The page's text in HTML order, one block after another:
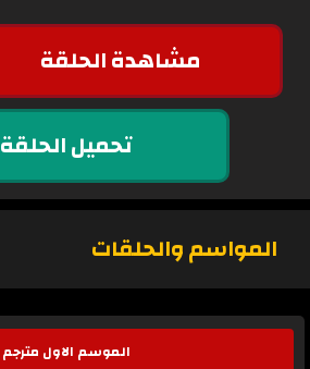
مشاهدة الحلقة
تحميل الحلقة
المواسم والحلقات
الموسم الاول مترجم